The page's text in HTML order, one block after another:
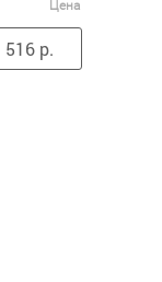
Цена
516 р.